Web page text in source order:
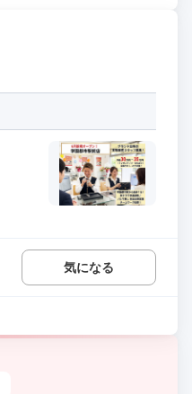
気になる